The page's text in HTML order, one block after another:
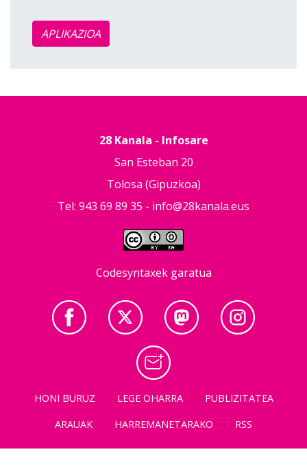
APLIKAZIOA
28 Kanala - Infosare
San Esteban 20
Tolosa (Gipuzkoa)
Tel: 943 69 89 35 - info@28kanala.eus
Codesyntaxek garatua
HONI BURUZ LEGE OHARRA
PUBLIZITATEA
ARAUAK
HARREMANETARAKO RSS